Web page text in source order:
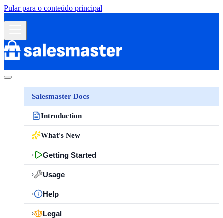
Pular para o conteúdo principal
Salesmaster Docs
Introduction
What's New
› Getting Started
› Usage
› Help
› Legal